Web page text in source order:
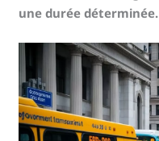
une durée déterminée.